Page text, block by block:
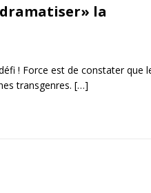
la
! Force est de constater que
transgenres. […]